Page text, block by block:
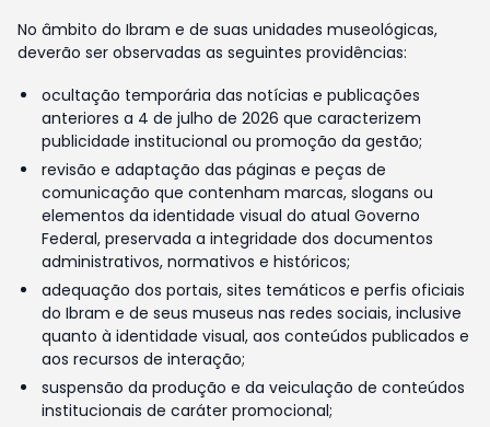
No âmbito do Ibram e de suas unidades museológicas,
deverão ser observadas as seguintes providências:
ocultação temporária das notícias e publicações
anteriores a 4 de julho de 2026 que caracterizem
publicidade institucional ou promoção da gestão;
revisão e adaptação das páginas e peças de
comunicação que contenham marcas, slogans ou
elementos da identidade visual do atual Governo
Federal, preservada a integridade dos documentos
administrativos, normativos e históricos;
adequação dos portais, sites temáticos e perfis oficiais
do Ibram e de seus museus nas redes sociais, inclusive
quanto à identidade visual, aos conteúdos publicados e
aos recursos de interação;
suspensão da produção e da veiculação de conteúdos
institucionais de caráter promocional;